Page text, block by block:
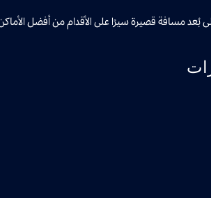
مسافة قصيرة سيرًا على الأقدام من أفضل الأماكن